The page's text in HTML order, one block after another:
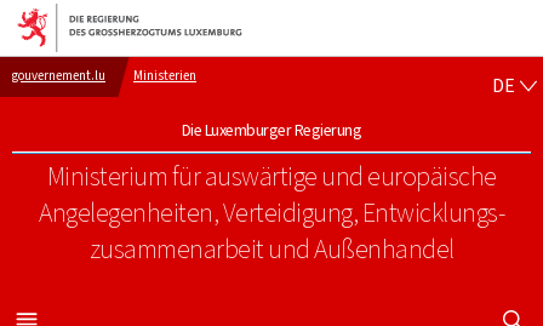
Zur Hauptnavigation
Zum Inhalt
gouvernement.lu Ministerien
Die Luxemburger Regierung
Ministerium für auswärtige und europäische
Angelegenheiten, Verteidigung, Entwicklungs-
zusammenarbeit und Außenhandel
DE